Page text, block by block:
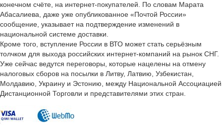
конечном счёте, на интернет-покупателей. По словам Марата
Абасалиева, даже уже опубликованное «Почтой России»
сообщение, указывает на подтверждение изменений в
национальной системе доставки.
Кроме того, вступление России в ВТО может стать серьёзным
толчком для выхода российских интернет-компаний на рынок СНГ.
Уже сейчас ведутся переговоры, которые нацелены на отмену
налоговых сборов на посылки в Литву, Латвию, Узбекистан,
Молдавию, Украину и Эстонию, между Национальной Ассоциацией
Дистанционной Торговли и представителями этих стран.